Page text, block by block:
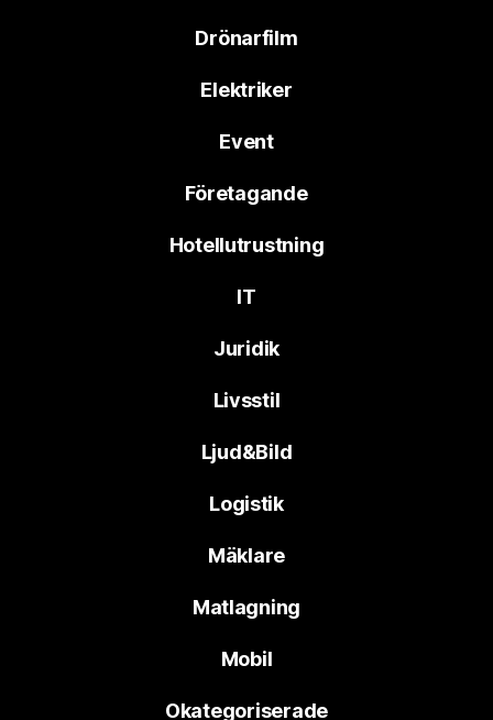
Drönarfilm
Elektriker
Event
Företagande
Hotellutrustning
IT
Juridik
Livsstil
Ljud&Bild
Logistik
Mäklare
Matlagning
Mobil
Okategoriserade